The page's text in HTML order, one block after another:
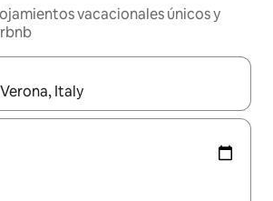
vacacionales únicos y
estén disponibles, podrás navegar